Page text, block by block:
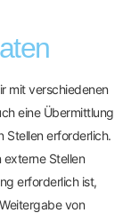
mit verschiedenen
eine Übermittlung
Stellen erforderlich.
Stellen
erforderlich ist,
von